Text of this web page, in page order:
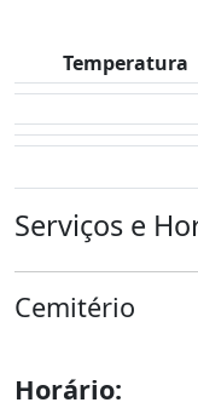
Temperatura
Serviços e
Cemitério
Horário: